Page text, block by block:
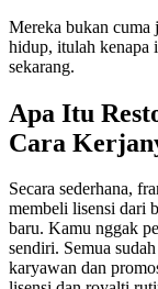
Mereka bukan cuma
hidup, itulah kenapa
sekarang.
Apa Itu
Cara
Secara sederhana,
membeli lisensi dari
baru. Kamu nggak
sendiri. Semua
karyawan dan